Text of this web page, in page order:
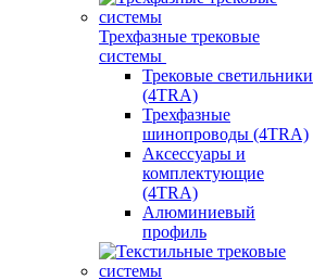
Трехфазные трековые
системы
Трековые светильники
(4TRA)
Трехфазные
шинопроводы (4TRA)
Аксессуары и
комплектующие
(4TRA)
Алюминиевый
профиль